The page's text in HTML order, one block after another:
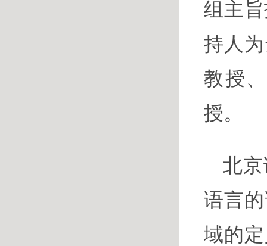
组主
持人
教授
授。
北
语言
域的